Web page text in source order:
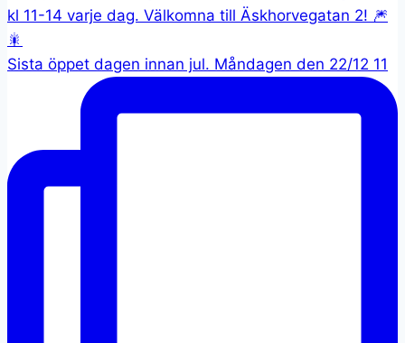
Sista öppet dagen innan jul. Måndagen den 22/12 11